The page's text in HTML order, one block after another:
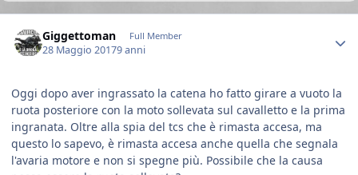
Giggettoman Full Member
28 Maggio 20179 anni
Oggi dopo aver ingrassato la catena ho fatto girare a vuoto la
ruota posteriore con la moto sollevata sul cavalletto e la prima
ingranata. Oltre alla spia del tcs che è rimasta accesa, ma
questo lo sapevo, è rimasta accesa anche quella che segnala
l'avaria motore e non si spegne più. Possibile che la causa